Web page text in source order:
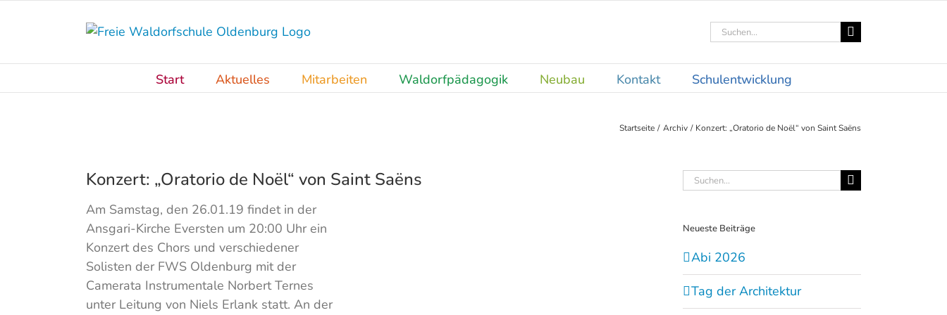
Suche
Start
Aktuelles Mitarbeiten Waldorfpädagogik Neubau Kontakt Schulentwicklung
Startseite Archiv Konzert: „Oratorio de Noël“ von Saint Saëns
Konzert: „Oratorio de Noël“ von Saint Saëns
Am Samstag, den 26.01.19 findet in der
Ansgari-Kirche Eversten um 20:00 Uhr ein
Konzert des Chors und verschiedener
Solisten der FWS Oldenburg mit der
Camerata Instrumentale Norbert Ternes
unter Leitung von Niels Erlank statt. An der
Suche
Neueste Beiträge
Abi 2026
Tag der Architektur